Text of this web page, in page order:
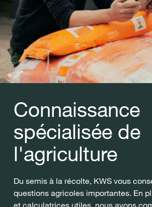
Connaissance
spécialisée de
l'agriculture
Du semis à la récolte, KWS vous
questions agricoles importantes. En
et calculatrices utiles, nous avons